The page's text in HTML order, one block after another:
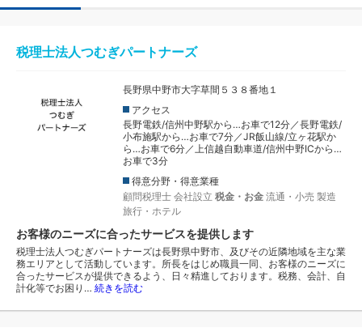
税理士法人つむぎパートナーズ
長野県中野市大字草間５３８番地１
アクセス
長野電鉄/信州中野駅から…お車で12分／長野電鉄/
小布施駅から…お車で7分／JR飯山線/立ヶ花駅か
ら…お車で6分／上信越自動車道/信州中野ICから…
お車で3分
得意分野・得意業種
顧問税理士 会社設立 税金・お金 流通・小売 製造
旅行・ホテル
お客様のニーズに合ったサービスを提供します
税理士法人つむぎパートナーズは長野県中野市、及びその近隣地域を主な業
務エリアとして活動しています。所長をはじめ職員一同、お客様のニーズに
合ったサービスが提供できるよう、日々精進しております。税務、会計、自
計化等でお困り… 続きを読む